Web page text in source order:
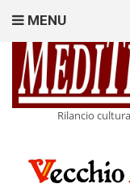
Rilancio
MENU